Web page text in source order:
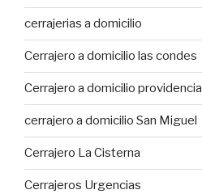
cerrajerias a domicilio
Cerrajero a domicilio las condes
Cerrajero a domicilio providencia
cerrajero a domicilio San Miguel
Cerrajero La Cisterna
Cerrajeros Urgencias